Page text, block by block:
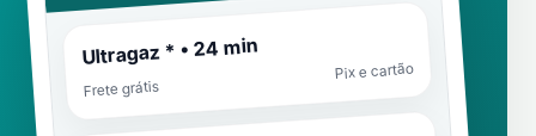
Ultragaz * • 24 min
Frete grátis
Pix e cartão